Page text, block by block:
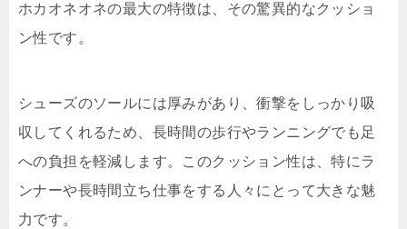
ホカオネオネの最大の特徴は、その驚異的なクッショ
ン性です。
シューズのソールには厚みがあり、衝撃をしっかり吸
収してくれるため、長時間の歩行やランニングでも足
への負担を軽減します。このクッション性は、特にラ
ンナーや長時間立ち仕事をする人々にとって大きな魅
力です。